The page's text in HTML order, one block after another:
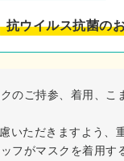
抗ウイルス抗菌の
のご持参、着用、こ
ただきますよう、
フがマスクを着用す